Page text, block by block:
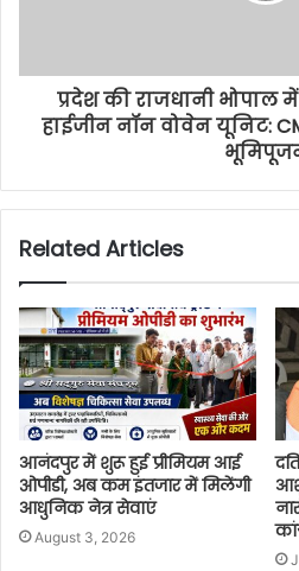
प्रदेश की राजधानी भोपाल
हाईजीन नॉन वोवेन यूनिट:
Related Articles
आनंदपुर में शुरू हुई प्रीमियम आई
ओपीडी, अब कम इंतजार में मिलेंगी
आधुनिक नेत्र सेवाएं
August 3, 2026